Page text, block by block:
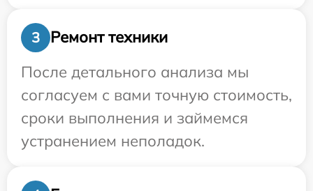
3
Ремонт техники
После детального анализа мы
согласуем с вами точную стоимость,
сроки выполнения и займемся
устранением неполадок.